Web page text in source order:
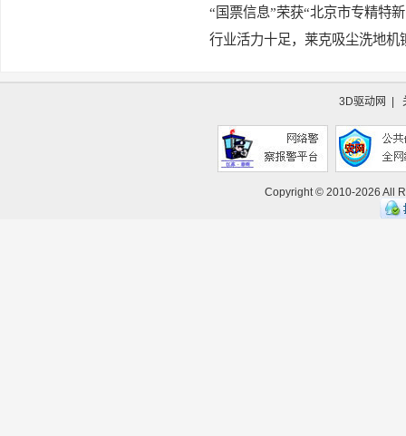
“国票信息”荣获“北京市专精特
行业活力十足，莱克吸尘洗地机
3D驱动网
Copyright © 2010-2026 All